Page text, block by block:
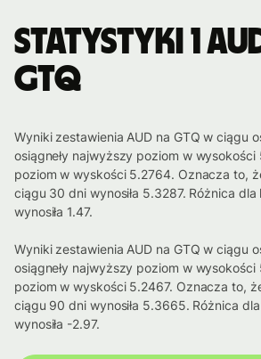
Statystyki 1
GTQ
Wyniki zestawienia AUD na GTQ w ciągu
osiągneły najwyższy poziom w
poziom w wyskości 5.2764. Oznacza to,
ciągu 30 dni wynosiła 5.3287. Różnica dla
wynosiła 1.47.
Wyniki zestawienia AUD na GTQ w ciągu
osiągneły najwyższy poziom w
poziom w wyskości 5.2467. Oznacza to,
ciągu 90 dni wynosiła 5.3665. Różnica
wynosiła -2.97.